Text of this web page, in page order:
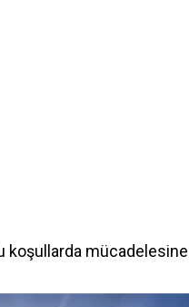
koşullarda mücadelesine